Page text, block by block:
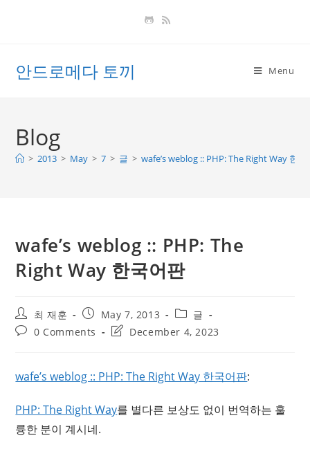
안드로메다 토끼 Menu
Blog
> 2013 > May > 7 > 글 > wafe’s weblog :: PHP: The Right Way 한
wafe’s weblog :: PHP: The
Right Way 한국어판
Post
author:
최 재훈
Post
published:
May 7, 2013
Post
category:
글
Post0 Comments
PostDecember 4, 2023
wafe’s weblog :: PHP: The Right Way 한국어판:
PHP: The Right Way를 별다른 보상도 없이 번역하는 훌
륭한 분이 계시네.